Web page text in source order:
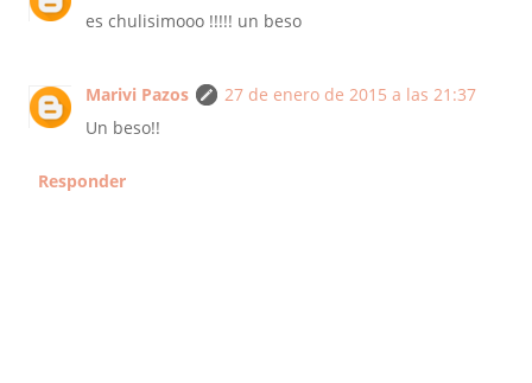
es chulisimooo !!!!! un beso
Marivi Pazos
27 de enero de 2015 a las 21:37
Un beso!!
Responder